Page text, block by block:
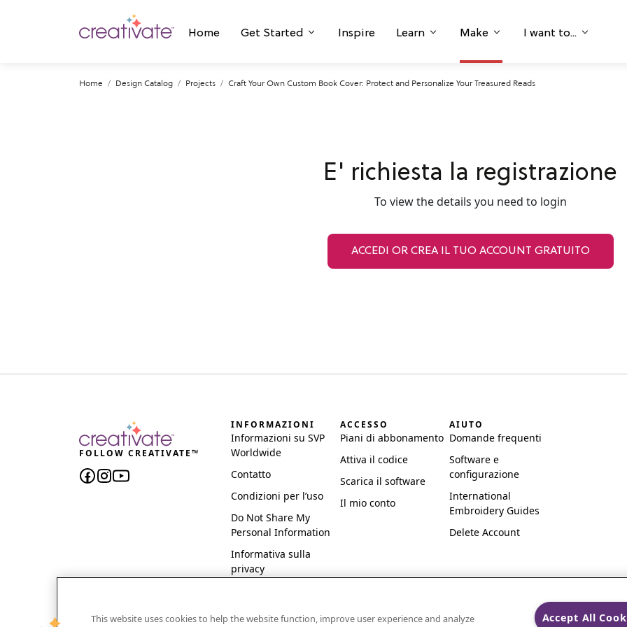
Home Get Started Inspire Learn Make I want to...
Home Design Catalog Projects Craft Your Own Custom Book Cover: Protect and Personalize Your Treasured Reads
E' richiesta la registrazione
To view the details you need to login
ACCEDI OR CREA IL TUO ACCOUNT GRATUITO
FOLLOW CREATIVATE™
INFORMAZIONI
Informazioni su SVP
Worldwide
Contatto
Condizioni per l’uso
Do Not Share My
Personal Information
Informativa sulla
privacy
ACCESSO
Piani di abbonamento
Attiva il codice
Scarica il software
Il mio conto
AIUTO
Domande frequenti
Software e
configurazione
International
Embroidery Guides
Delete Account
This website uses cookies to help the website function, improve user experience and analyze
Accept All